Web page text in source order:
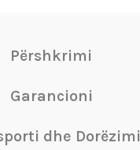
Përshkrimi
Garancioni
dhe Dorëzimi